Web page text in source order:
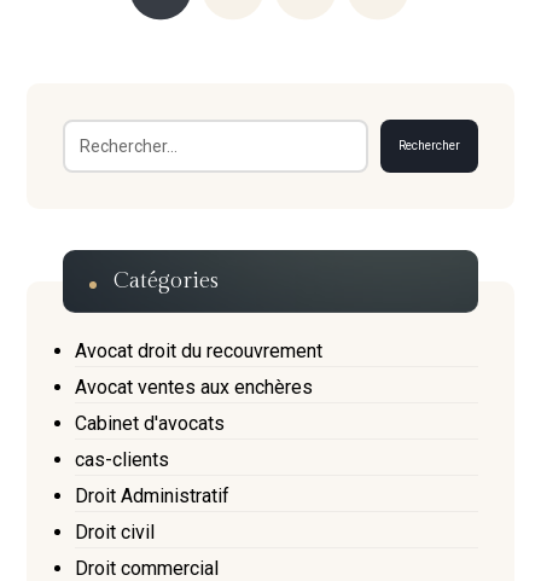
Rechercher
Catégories
Avocat droit du recouvrement
Avocat ventes aux enchères
Cabinet d'avocats
cas-clients
Droit Administratif
Droit civil
Droit commercial